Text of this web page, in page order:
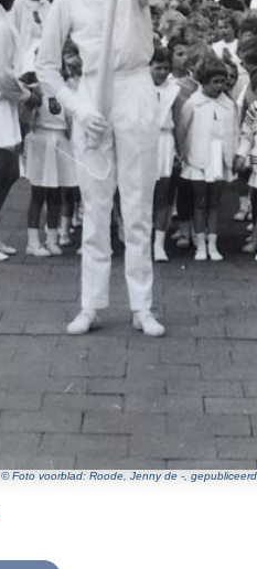
© Foto voorblad: Roode, Jenny de -,